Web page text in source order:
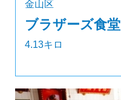
金山区
ブラザーズ食堂
4.13キロ